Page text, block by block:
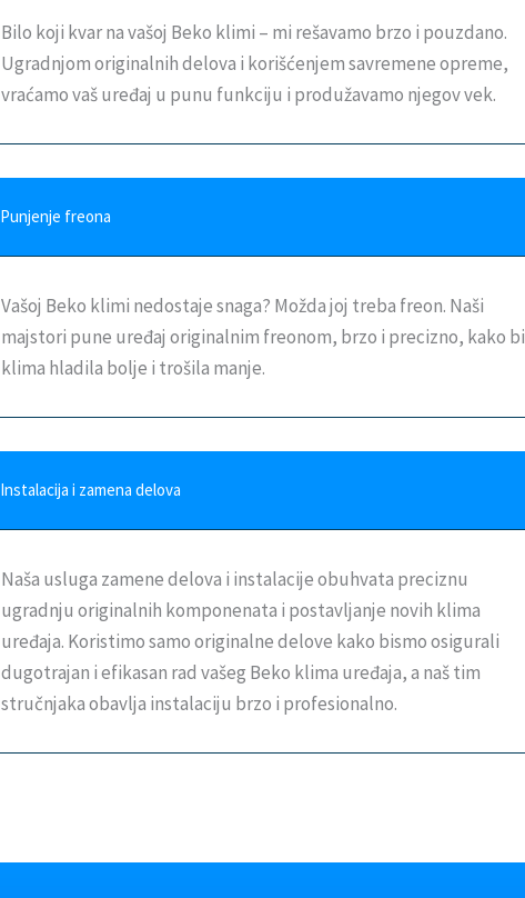
Bilo koji kvar na vašoj Beko klimi – mi rešavamo brzo i pouzdano.
Ugradnjom originalnih delova i korišćenjem savremene opreme,
vraćamo vaš uređaj u punu funkciju i produžavamo njegov vek.
Punjenje freona
Vašoj Beko klimi nedostaje snaga? Možda joj treba freon. Naši
majstori pune uređaj originalnim freonom, brzo i precizno, kako bi
klima hladila bolje i trošila manje.
Instalacija i zamena delova
Naša usluga zamene delova i instalacije obuhvata preciznu
ugradnju originalnih komponenata i postavljanje novih klima
uređaja. Koristimo samo originalne delove kako bismo osigurali
dugotrajan i efikasan rad vašeg Beko klima uređaja, a naš tim
stručnjaka obavlja instalaciju brzo i profesionalno.